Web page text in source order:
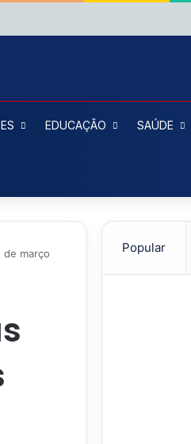
EDUCAÇÃO SAÚDE
de março Popular